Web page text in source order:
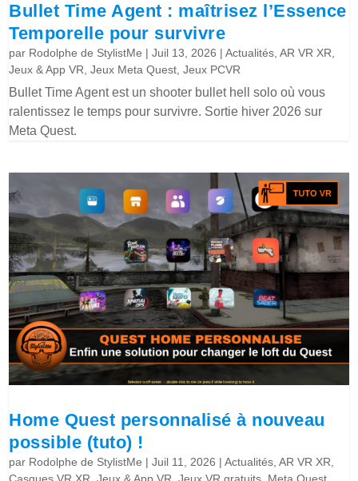
Bullet Time Agent : maîtrisez l’Essence
Temporelle pour survivre
par Rodolphe de StylistMe |Juil 13, 2026 |Actualités,AR VR XR,
Jeux & App VR,Jeux Meta Quest,Jeux PCVR
Bullet Time Agent est un shooter bullet hell solo où vous
ralentissez le temps pour survivre. Sortie hiver 2026 sur
Meta Quest.
Home Quest personnalisé à nouveau
possible (tuto) !
par Rodolphe de StylistMe |Juil 11, 2026 |Actualités,AR VR XR,